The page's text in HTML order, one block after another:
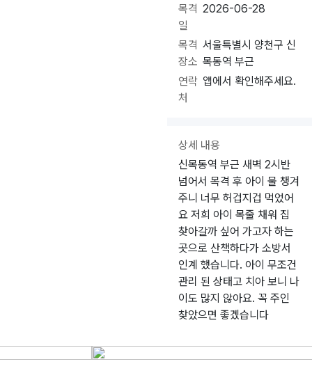
목격
일
2026-06-28
목격
장소
서울특별시 양천구 신
목동역 부근
연락
처
앱에서 확인해주세요.
상세 내용
신목동역 부근 새벽 2시반
넘어서 목격 후 아이 물 챙겨
주니 너무 허겁지겁 먹었어
요 저희 아이 목줄 채워 집
찾아갈까 싶어 가고자 하는
곳으로 산책하다가 소방서
인계 했습니다. 아이 무조건
관리 된 상태고 치아 보니 나
이도 많지 않아요. 꼭 주인
찾았으면 좋겠습니다